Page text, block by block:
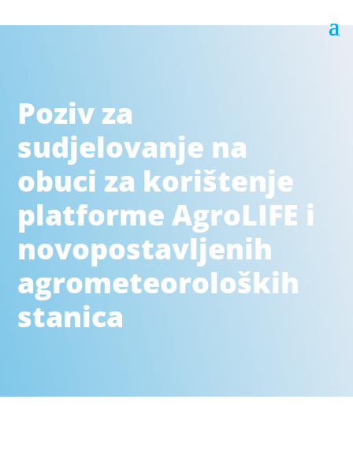
Poziv za
sudjelovanje na
obuci za korištenje
platforme AgroLIFE i
novopostavljenih
agrometeoroloških
stanica